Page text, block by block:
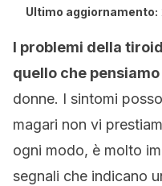
Ultimo aggiornamento:
I problemi della
quello che pensiamo
donne. I sintomi
magari non vi
ogni modo, è molto
segnali che indicano